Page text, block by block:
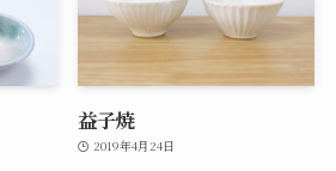
益子焼
2019年4月24日